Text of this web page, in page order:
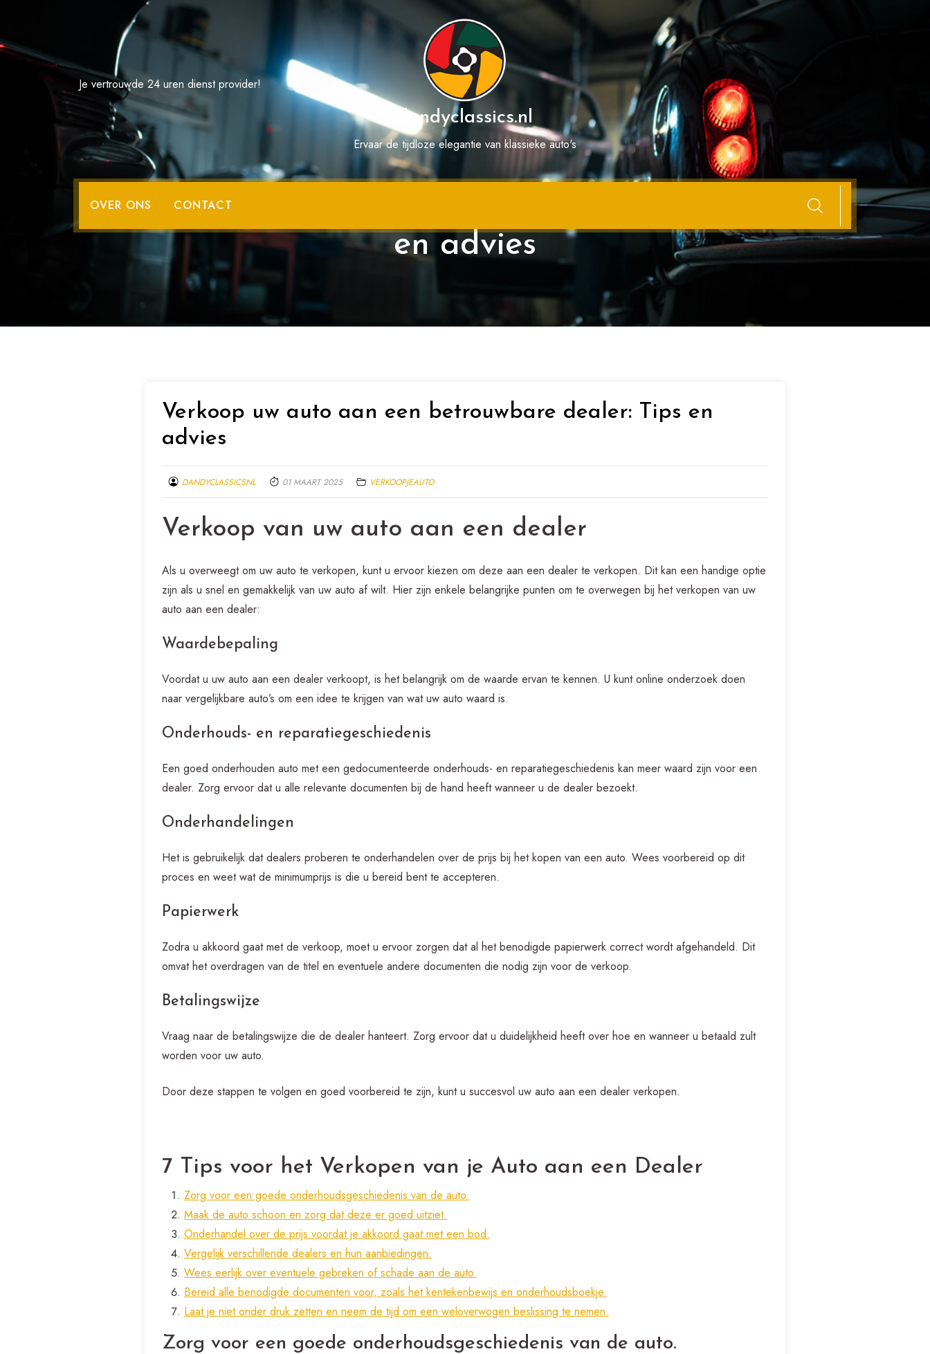
de
Je vertrouwde 24 uren dienst provider!
dandyclassics.nl
Ervaar de tijdloze elegantie van klassieke auto's
OVER ONS CONTACT
Verkoop uw auto aan een betrouwbare dealer: Tips
en advies
Verkoop uw auto aan een betrouwbare dealer: Tips en
advies
DANDYCLASSICSNL 01 MAART 2025 VERKOOPJEAUTO
Verkoop van uw auto aan een dealer
Als u overweegt om uw auto te verkopen, kunt u ervoor kiezen om deze aan een dealer te verkopen. Dit kan een handige optie
zijn als u snel en gemakkelijk van uw auto af wilt. Hier zijn enkele belangrijke punten om te overwegen bij het verkopen van uw
auto aan een dealer:
Waardebepaling
Voordat u uw auto aan een dealer verkoopt, is het belangrijk om de waarde ervan te kennen. U kunt online onderzoek doen
naar vergelijkbare auto’s om een idee te krijgen van wat uw auto waard is.
Onderhouds- en reparatiegeschiedenis
Een goed onderhouden auto met een gedocumenteerde onderhouds- en reparatiegeschiedenis kan meer waard zijn voor een
dealer. Zorg ervoor dat u alle relevante documenten bij de hand heeft wanneer u de dealer bezoekt.
Onderhandelingen
Het is gebruikelijk dat dealers proberen te onderhandelen over de prijs bij het kopen van een auto. Wees voorbereid op dit
proces en weet wat de minimumprijs is die u bereid bent te accepteren.
Papierwerk
Zodra u akkoord gaat met de verkoop, moet u ervoor zorgen dat al het benodigde papierwerk correct wordt afgehandeld. Dit
omvat het overdragen van de titel en eventuele andere documenten die nodig zijn voor de verkoop.
Betalingswijze
Vraag naar de betalingswijze die de dealer hanteert. Zorg ervoor dat u duidelijkheid heeft over hoe en wanneer u betaald zult
worden voor uw auto.
Door deze stappen te volgen en goed voorbereid te zijn, kunt u succesvol uw auto aan een dealer verkopen.
7 Tips voor het Verkopen van je Auto aan een Dealer
Zorg voor een goede onderhoudsgeschiedenis van de auto.
Maak de auto schoon en zorg dat deze er goed uitziet.
Onderhandel over de prijs voordat je akkoord gaat met een bod.
Vergelijk verschillende dealers en hun aanbiedingen.
Wees eerlijk over eventuele gebreken of schade aan de auto.
Bereid alle benodigde documenten voor, zoals het kentekenbewijs en onderhoudsboekje.
Laat je niet onder druk zetten en neem de tijd om een weloverwogen beslissing te nemen.
Zorg voor een goede onderhoudsgeschiedenis van de auto.